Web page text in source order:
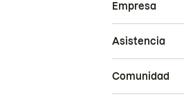
Empresa
Asistencia
Comunidad